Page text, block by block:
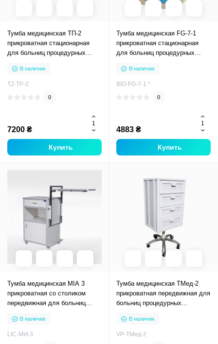
Тумба медицинская ТП-2
прикроватная стационарная
для больниц процедурных
В наличии
TZ-ТP-2
0
7200 ₴
Купить
Тумба медицинская FG-7-1
прикроватная стационарная
для больниц процедурных
В наличии
BIO-FG-7-1 *
0
4883 ₴
Купить
Тумба медицинская MIA 3
прикроватная со столиком
передвижная для больниц
В наличии
LIC-MIA 3
Тумба медицинская ТМед-2
прикроватная передвижная для
больниц процедурных
В наличии
VP-ТМед-2